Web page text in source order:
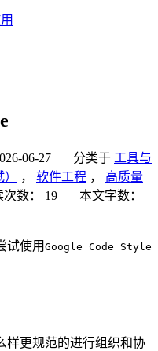
06-27 分类于 工具与
， 软件工程 ， 高质量
数： 19
本文字数：
试使用Google Code Style
样更规范的进行组织和协